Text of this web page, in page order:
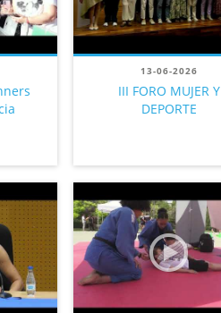
13-06-2026
III FORO MUJER Y
DEPORTE